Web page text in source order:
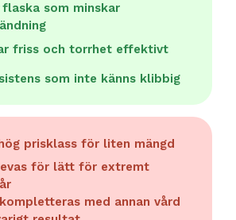
som minskar
friss och torrhet effektivt
som inte känns klibbig
prisklass för liten mängd
för lätt för extremt
med annan vård